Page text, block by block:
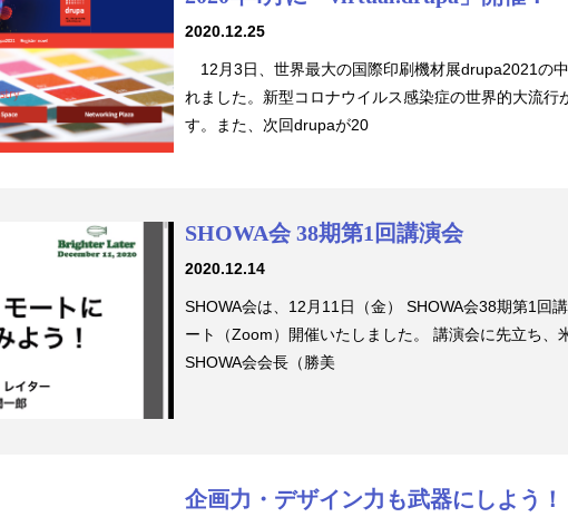
代表挨拶 アクセス
2020.12.25
12月3日、世界最大の国際印刷機材展drupa2021の
れました。新型コロナウイルス感染症の世界的大流行
す。また、次回drupaが20
SHOWA会 38期第1回講演会
2020.12.14
SHOWA会は、12月11日（金） SHOWA会38期第1回
ート（Zoom）開催いたしました。 講演会に先立ち、
SHOWA会会長（勝美
企画力・デザイン力も武器にしよう！